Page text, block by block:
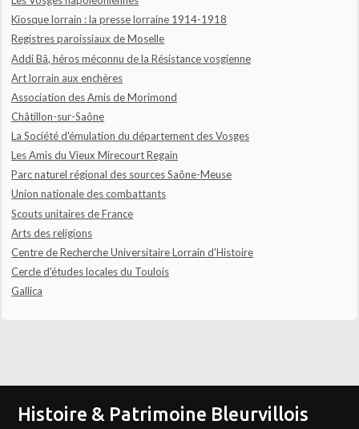
Kiosque lorrain : la presse lorraine 1914-1918
Registres paroissiaux de Moselle
Addi Bâ, héros méconnu de la Résistance vosgienne
Art lorrain aux enchères
Association des Amis de Morimond
Châtillon-sur-Saône
La Société d'émulation du département des Vosges
Les Amis du Vieux Mirecourt Regain
Parc naturel régional des sources Saône-Meuse
Union nationale des combattants
Scouts unitaires de France
Arts des religions
Centre de Recherche Universitaire Lorrain d'Histoire
Cercle d'études locales du Toulois
Gallica
Histoire & Patrimoine Bleurvillois